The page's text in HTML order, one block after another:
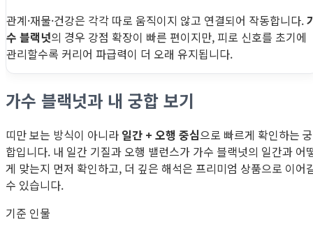
관계·재물·건강은 각각 따로 움직이지 않고 연결되어 작동합니다.
수 블랙넛의 경우 강점 확장이 빠른 편이지만, 피로 신호를 초기에
관리할수록 커리어 파급력이 더 오래 유지됩니다.
가수 블랙넛과 내 궁합 보기
띠만 보는 방식이 아니라 일간 + 오행 중심으로 빠르게 확인하는 궁
합입니다. 내 일간 기질과 오행 밸런스가 가수 블랙넛의 일간과 어
게 맞는지 먼저 확인하고, 더 깊은 해석은 프리미엄 상품으로 이어
수 있습니다.
기준 인물